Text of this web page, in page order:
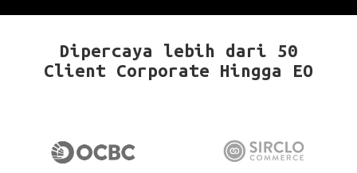
Dipercaya lebih dari 50
Client Corporate Hingga EO